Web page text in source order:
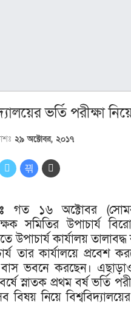
ভর্তি পরীক্ষা
২৯ অক্টোবর, ২০১৭
গত ১৬ অক্টোবর
সমিতির উপাচার্য
উপাচার্য কার্যালয়
তার কার্যালয়ে প্রবেশ
বাস ভবনে করছেন।
স্নাতক প্রথম বর্ষ ভর্তি
বিষয় নিয়ে